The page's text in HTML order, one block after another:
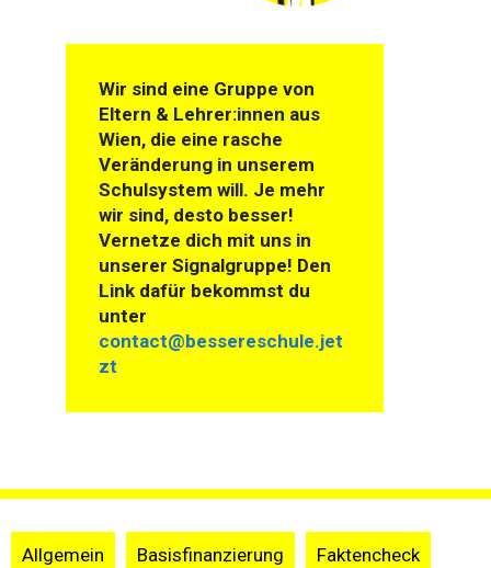
Wir sind eine Gruppe von
Eltern & Lehrer:innen aus
Wien, die eine rasche
Veränderung in unserem
Schulsystem will. Je mehr
wir sind, desto besser!
Vernetze dich mit uns in
unserer Signalgruppe! Den
Link dafür bekommst du
unter
contact@bessereschule.jet
zt
Allgemein Basisfinanzierung Faktencheck